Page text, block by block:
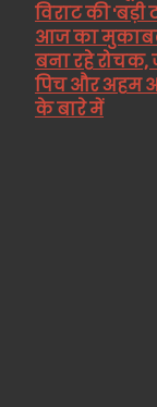
विराट की
आज का
बना रहे रोचक,
पिच और अहम
के बारे में